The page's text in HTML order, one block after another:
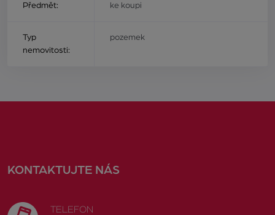
Předmět: ke koupi
Typ
nemovitosti:
pozemek
KONTAKTUJTE NÁS
TELEFON